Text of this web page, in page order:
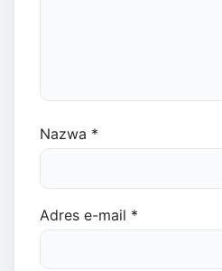
Nazwa *
Adres e-mail *